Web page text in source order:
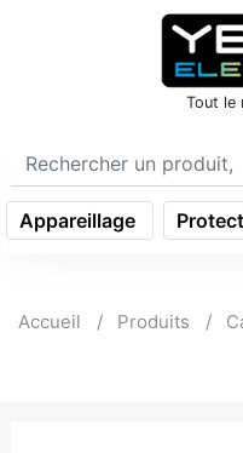
icon menu burger
Tout le
Appareillage
Accueil Produits